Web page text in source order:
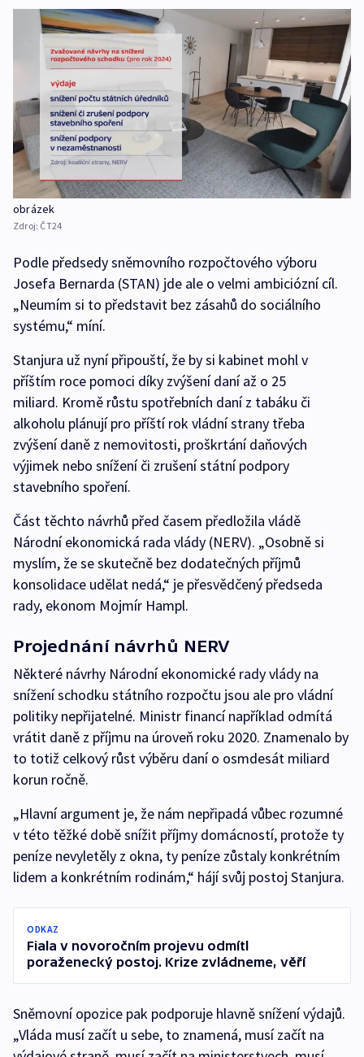
obrázek
Zdroj: ČT24
Podle předsedy sněmovního rozpočtového výboru
Josefa Bernarda (STAN) jde ale o velmi ambiciózní cíl.
„Neumím si to představit bez zásahů do sociálního
systému,“ míní.
Stanjura už nyní připouští, že by si kabinet mohl v
příštím roce pomoci díky zvýšení daní až o 25
miliard. Kromě růstu spotřebních daní z tabáku či
alkoholu plánují pro příští rok vládní strany třeba
zvýšení daně z nemovitosti, proškrtání daňových
výjimek nebo snížení či zrušení státní podpory
stavebního spoření.
Část těchto návrhů před časem předložila vládě
Národní ekonomická rada vlády (NERV). „Osobně si
myslím, že se skutečně bez dodatečných příjmů
konsolidace udělat nedá,“ je přesvědčený předseda
rady, ekonom Mojmír Hampl.
Projednání návrhů NERV
Některé návrhy Národní ekonomické rady vlády na
snížení schodku státního rozpočtu jsou ale pro vládní
politiky nepřijatelné. Ministr financí například odmítá
vrátit daně z příjmu na úroveň roku 2020. Znamenalo by
to totiž celkový růst výběru daní o osmdesát miliard
korun ročně.
„Hlavní argument je, že nám nepřipadá vůbec rozumné
v této těžké době snížit příjmy domácností, protože ty
peníze nevyletěly z okna, ty peníze zůstaly konkrétním
lidem a konkrétním rodinám,“ hájí svůj postoj Stanjura.
ODKAZ
Fiala v novoročním projevu odmítl
poraženecký postoj. Krize zvládneme, věří
Sněmovní opozice pak podporuje hlavně snížení výdajů.
„Vláda musí začít u sebe, to znamená, musí začít na